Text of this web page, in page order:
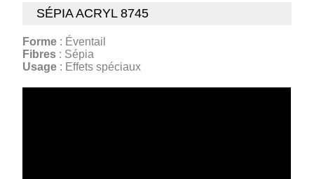
SÉPIA ACRYL 8745
Forme : Éventail
Fibres : Sépia
Usage : Effets spéciaux